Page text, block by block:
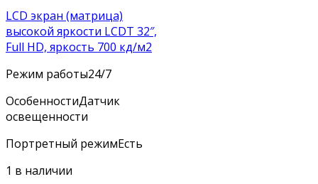
LCD экран (матрица)
высокой яркости LCDT 32″,
Full HD, яркость 700 кд/м2
Режим работы24/7
ОсобенностиДатчик
освещенности
Портретный режимЕсть
1 в наличии